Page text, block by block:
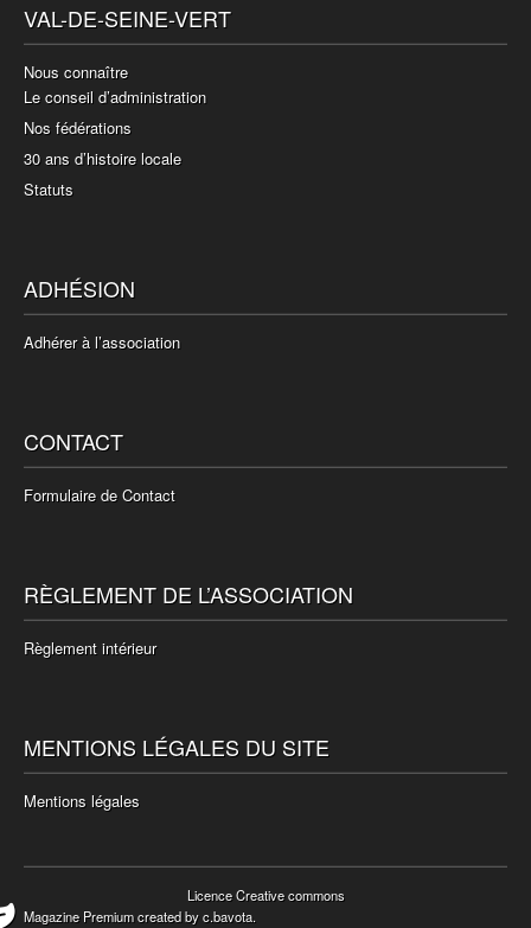
VAL-DE-SEINE-VERT
Nous connaître
Le conseil d’administration
Nos fédérations
30 ans d’histoire locale
Statuts
ADHÉSION
Adhérer à l’association
CONTACT
Formulaire de Contact
RÈGLEMENT DE L’ASSOCIATION
Règlement intérieur
MENTIONS LÉGALES DU SITE
Mentions légales
Licence Creative commons
Magazine Premiumcreated byc.bavota.